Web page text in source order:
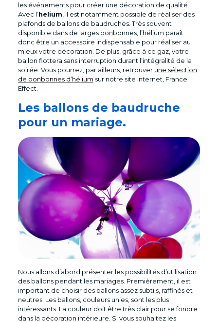
les événements pour créer une décoration de qualité.
Avec l’helium , il est notamment possible de réaliser des
plafonds de ballons de baudruches. Très souvent
disponible dans de larges bonbonnes, l’hélium paraît
donc être un accessoire indispensable pour réaliser au
mieux votre décoration. De plus, grâce à ce gaz, votre
ballon flottera sans interruption durant l’intégralité de la
soirée. Vous pourrez, par ailleurs, retrouver une sélection
de bonbonnes d’hélium sur notre site internet, France
Effect.
Les ballons de baudruche
pour un mariage.
Nous allons d’abord présenter les possibilités d’utilisation
des ballons pendant les mariages. Premièrement, il est
important de choisir des ballons assez subtils, raffinés et
neutres. Les ballons, couleurs unies, sont les plus
intéressants. La couleur doit être très clair pour se fondre
dans la décoration intérieure. Si vous souhaitez les